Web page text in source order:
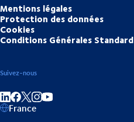
Mentions légales
Protection des données
Cookies
Conditions Générales Standard
Suivez-nous
Partager sur linkedIn
Partager sur Facebook
Partager sur Instagram
France